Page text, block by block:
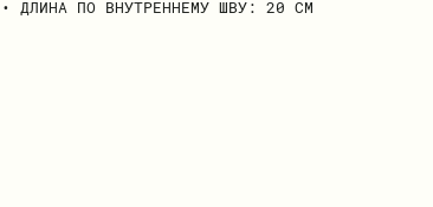
• ДЛИНА ПО ВНУТРЕННЕМУ ШВУ: 20 СМ